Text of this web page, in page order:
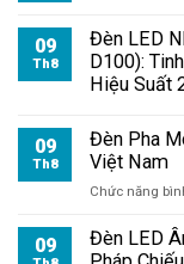
09
Th8
Đèn LED
D100):
Hiệu Suất
09
Th8
Đèn Pha
Việt Nam
Chức năng
09
Đèn LED